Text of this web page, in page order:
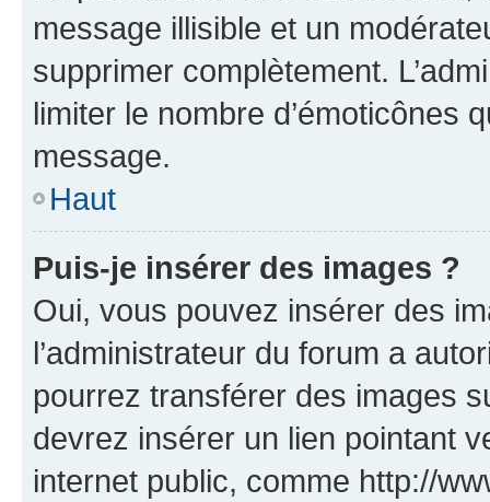
message illisible et un
supprimer complètement.
limiter le nombre d’émoticônes
message.
Haut
Puis-je insérer des images ?
Oui, vous pouvez insérer des
l’administrateur du forum a
pourrez transférer des images
devrez insérer un lien pointant
internet public, comme http://